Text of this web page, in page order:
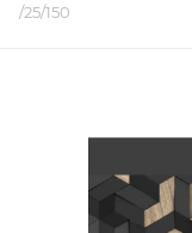
/25/150